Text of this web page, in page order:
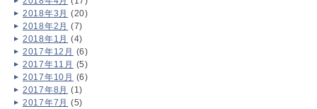
2018年3月 (20)
2018年2月 (7)
2018年1月 (4)
2017年12月 (6)
2017年11月 (5)
2017年10月 (6)
2017年8月 (1)
2017年7月 (5)